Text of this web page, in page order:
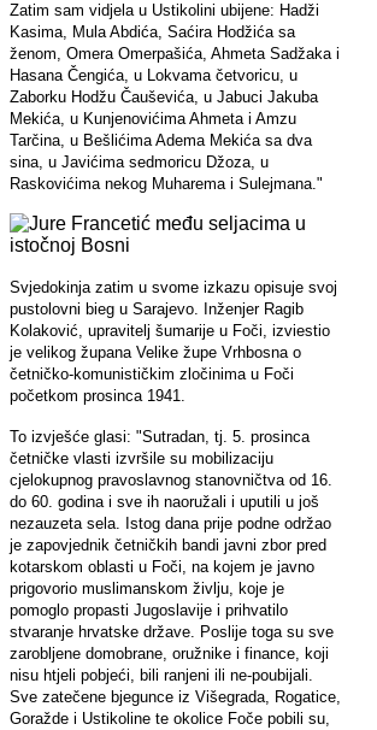
Zatim sam vidjela u Ustikolini ubijene: Hadži
Kasima, Mula Abdića, Saćira Hodžića sa
ženom, Omera Omerpašića, Ahmeta Sadžaka i
Hasana Čengića, u Lokvama četvoricu, u
Zaborku Hodžu Čauševića, u Jabuci Jakuba
Mekića, u Kunjenovićima Ahmeta i Amzu
Tarčina, u Bešlićima Adema Mekića sa dva
sina, u Javićima sedmoricu Džoza, u
Raskovićima nekog Muharema i Sulejmana."
Svjedokinja zatim u svome izkazu opisuje svoj
pustolovni bieg u Sarajevo. Inženjer Ragib
Kolaković, upravitelj šumarije u Foči, izviestio
je velikog župana Velike župe Vrhbosna o
četničko-komunističkim zločinima u Foči
početkom prosinca 1941.
To izvješće glasi: "Sutradan, tj. 5. prosinca
četničke vlasti izvršile su mobilizaciju
cjelokupnog pravoslavnog stanovničtva od 16.
do 60. godina i sve ih naoružali i uputili u još
nezauzeta sela. Istog dana prije podne održao
je zapovjednik četničkih bandi javni zbor pred
kotarskom oblasti u Foči, na kojem je javno
prigovorio muslimanskom življu, koje je
pomoglo propasti Jugoslavije i prihvatilo
stvaranje hrvatske države. Poslije toga su sve
zarobljene domobrane, oružnike i finance, koji
nisu htjeli pobjeći, bili ranjeni ili ne-poubijali.
Sve zatečene bjegunce iz Višegrada, Rogatice,
Goražde i Ustikoline te okolice Foče pobili su,